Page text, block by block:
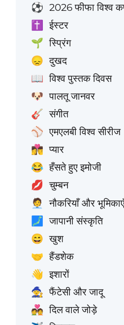
⚽ 2026 फीफा विश्व
✝️ ईस्टर
🌱 स्प्रिंग
😞 दुखद
📖 विश्व पुस्तक दिवस
🐶 पालतू जानवर
🎸 संगीत
⚾ एमएलबी विश्व सीरीज
👩‍❤️‍💋‍👨 प्यार
😂 हँसते हुए इमोजी
💋 चुम्बन
🧑‍💼 नौकरियाँ और
🗾 जापानी संस्कृति
😄 खुश
🤝 हैंडशेक
👋 इशारों
🧙 फैंटेसी और जादू
💑 दिल वाले जोड़े